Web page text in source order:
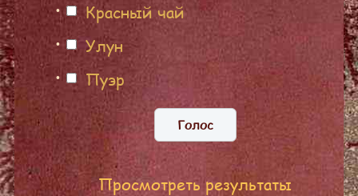
Красный чай
Улун
Пуэр
Просмотреть результаты